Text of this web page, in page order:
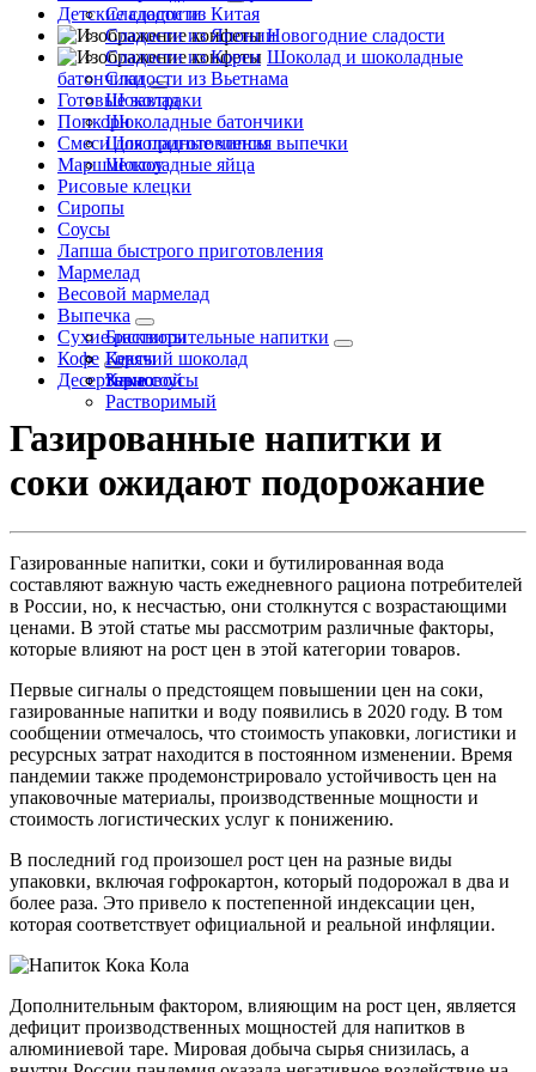
Сладости из Китая
Сладости из Японии
Сладости из Кореи
Сладости из Вьетнама
Детские сладости
Новогодние сладости
Шоколад и шоколадные
батончики
Шоколад
Шоколадные батончики
Шоколадные чипсы
Шоколадные яйца
Готовые завтраки
Попкорн
Смеси для приготовления выпечки
Маршмеллоу
Рисовые клецки
Сиропы
Соусы
Лапша быстрого приготовления
Мармелад
Весовой мармелад
Выпечка
Бисквиты
Кексы
Сухие растворительные напитки
Горячий шоколад
Какао
Кофе
Зерновой
Растворимый
Десертные соусы
Газированные напитки и
соки ожидают подорожание
Газированные напитки, соки и бутилированная вода
составляют важную часть ежедневного рациона потребителей
в России, но, к несчастью, они столкнутся с возрастающими
ценами. В этой статье мы рассмотрим различные факторы,
которые влияют на рост цен в этой категории товаров.
Первые сигналы о предстоящем повышении цен на соки,
газированные напитки и воду появились в 2020 году. В том
сообщении отмечалось, что стоимость упаковки, логистики и
ресурсных затрат находится в постоянном изменении. Время
пандемии также продемонстрировало устойчивость цен на
упаковочные материалы, производственные мощности и
стоимость логистических услуг к понижению.
В последний год произошел рост цен на разные виды
упаковки, включая гофрокартон, который подорожал в два и
более раза. Это привело к постепенной индексации цен,
которая соответствует официальной и реальной инфляции.
Дополнительным фактором, влияющим на рост цен, является
дефицит производственных мощностей для напитков в
алюминиевой таре. Мировая добыча сырья снизилась, а